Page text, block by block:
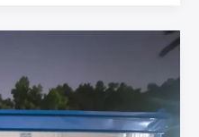
وحسب
الطلب
من
العربي